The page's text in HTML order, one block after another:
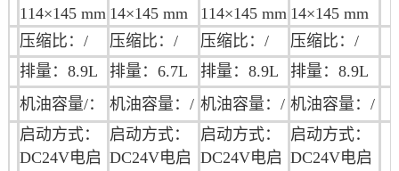
114×145 mm 14×145 mm
114×145 mm 14×145 mm
压缩比：/
压缩比：/ 压缩比：/
压缩比：/
排量：8.9L
排量： 6.7L 排量： 8.9L 排量： 8.9L
机油容量/： 机油容量：/ 机油容量：/ 机油容量：/
启动方式：
DC24V电启
启动方式：
DC24V电启
启动方式：
DC24V电启
启动方式：
DC24V电启